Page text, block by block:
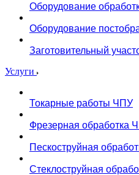
Оборудование
Оборудование
Заготовительный
Услуги
Токарные работы ЧПУ
Фрезерная обработка
Пескоструйная
Стеклоструйная